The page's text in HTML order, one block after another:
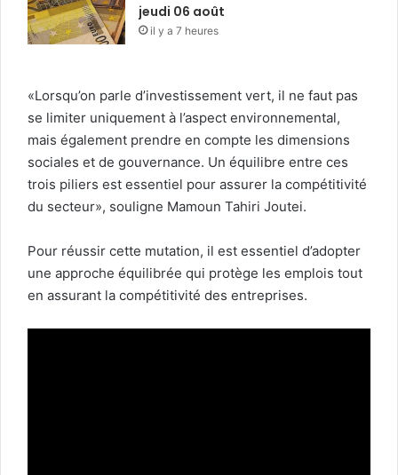
jeudi 06 août
il y a 7 heures
«Lorsqu’on parle d’investissement vert, il ne faut pas
se limiter uniquement à l’aspect environnemental,
mais également prendre en compte les dimensions
sociales et de gouvernance. Un équilibre entre ces
trois piliers est essentiel pour assurer la compétitivité
du secteur», souligne Mamoun Tahiri Joutei.
Pour réussir cette mutation, il est essentiel d’adopter
une approche équilibrée qui protège les emplois tout
en assurant la compétitivité des entreprises.